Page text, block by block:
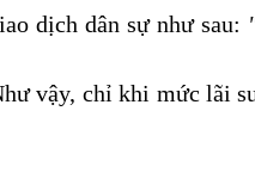
dịch dân sự như sau:
vậy, chỉ khi mức lãi